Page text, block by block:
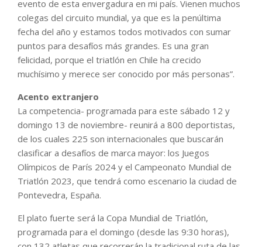
evento de esta envergadura en mi país. Vienen muchos
colegas del circuito mundial, ya que es la penúltima
fecha del año y estamos todos motivados con sumar
puntos para desafíos más grandes. Es una gran
felicidad, porque el triatlón en Chile ha crecido
muchísimo y merece ser conocido por más personas”.
Acento extranjero
La competencia- programada para este sábado 12 y
domingo 13 de noviembre- reunirá a 800 deportistas,
de los cuales 225 son internacionales que buscarán
clasificar a desafíos de marca mayor: los Juegos
Olímpicos de París 2024 y el Campeonato Mundial de
Triatlón 2023, que tendrá como escenario la ciudad de
Pontevedra, España.
El plato fuerte será la Copa Mundial de Triatlón,
programada para el domingo (desde las 9:30 horas),